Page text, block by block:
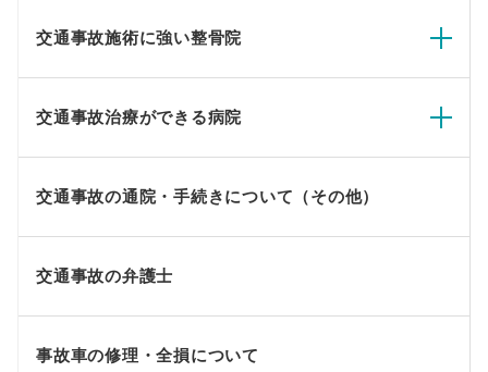
交通事故施術に強い整骨院
交通事故治療ができる病院
交通事故の通院・手続きについて（その他）
交通事故の弁護士
事故車の修理・全損について